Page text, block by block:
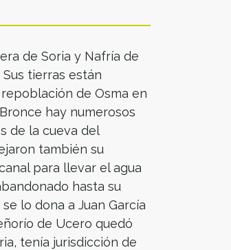
de Soria y Nafría de
tierras están
de Osma en
hay numerosos
de la cueva del
también su
para llevar el agua
hasta su
lo dona a Juan García
de Ucero quedó
tenía jurisdicción de